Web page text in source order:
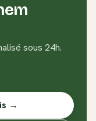
sous 24h.
→